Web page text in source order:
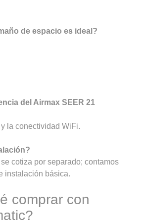
de espacio es ideal?
del Airmax SEER 21
la conectividad WiFi.
cotiza por separado; contamos
instalación básica.
comprar con